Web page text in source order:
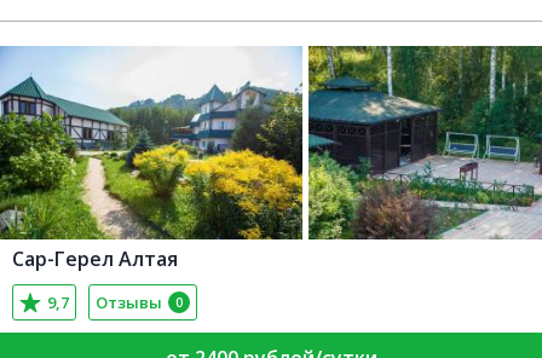
Сар-Герел Алтая
9,7 Отзывы 0